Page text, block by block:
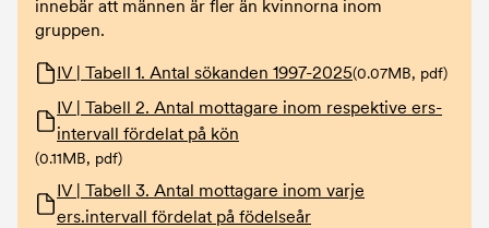
innebär att männen är fler än kvinnorna inom
gruppen.
Dokument
IV | Tabell 1. Antal sökanden 1997-2025(0.07MB, pdf)
Dokument
IV | Tabell 2. Antal mottagare inom respektive ers-
intervall fördelat på kön
(0.11MB, pdf)
Dokument
IV | Tabell 3. Antal mottagare inom varje
ers.intervall fördelat på födelseår